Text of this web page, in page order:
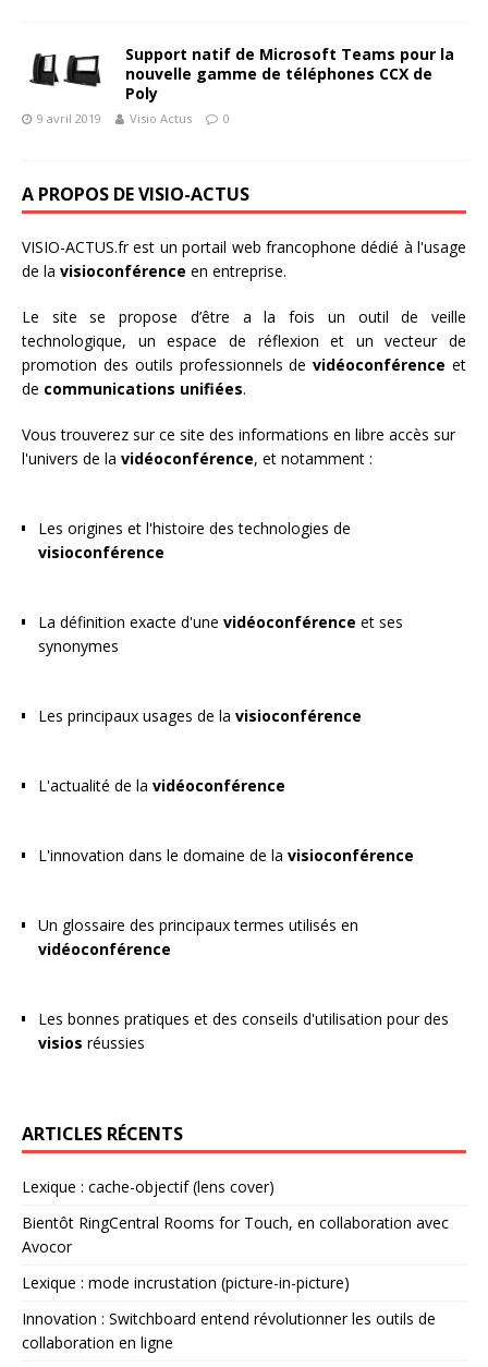
Support natif de Microsoft Teams pour la
nouvelle gamme de téléphones CCX de
Poly
9 avril 2019 Visio Actus 0
A PROPOS DE VISIO-ACTUS
VISIO-ACTUS.frest un portail web francophone dédié à l'usage
de la visioconférence en entreprise.
Le site se propose d’être a la fois un outil de veille
technologique, un espace de réflexion et un vecteur de
promotion des outils professionnels devidéoconférence et
de communications unifiées.
Vous trouverez sur ce site des informations en libre accès sur
l'univers de la vidéoconférence, et notamment :
Les origines et l'histoire des technologies de
visioconférence
La définition exacte d'une vidéoconférence et ses
synonymes
Les principaux usages de la visioconférence
L'actualité de la vidéoconférence
L'innovation dans le domaine de la visioconférence
Un glossaire des principaux termes utilisés en
vidéoconférence
Les bonnes pratiques et des conseils d'utilisation pour des
visios réussies
ARTICLES RÉCENTS
Lexique : cache-objectif (lens cover)
Bientôt RingCentral Rooms for Touch, en collaboration avec
Avocor
Lexique : mode incrustation (picture-in-picture)
Innovation : Switchboard entend révolutionner les outils de
collaboration en ligne